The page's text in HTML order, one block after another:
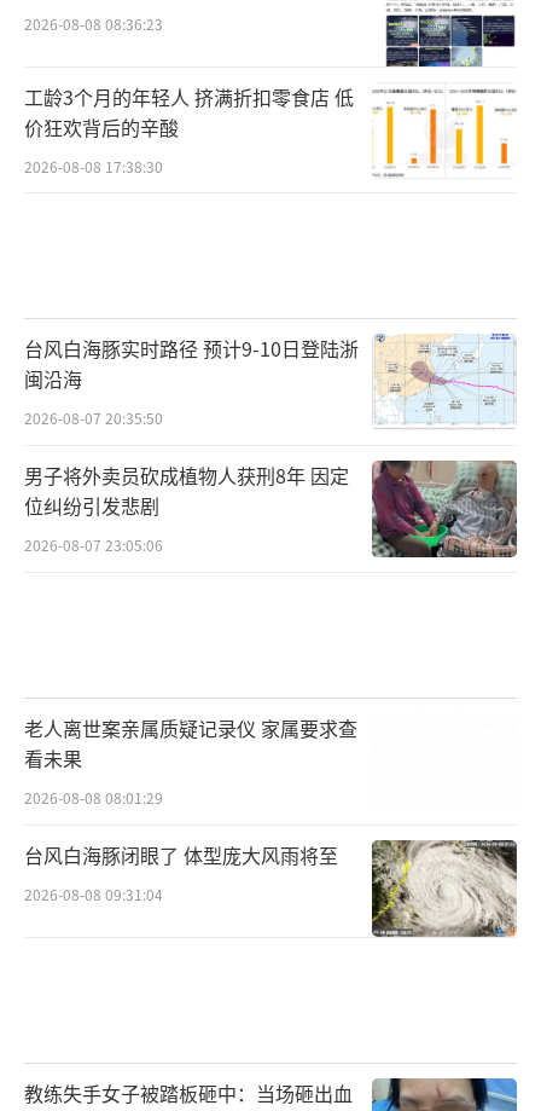
2026-08-08 08:36:23
工龄3个月的年轻人 挤满折扣零食店 低
价狂欢背后的辛酸
2026-08-08 17:38:30
台风白海豚实时路径 预计9-10日登陆浙
闽沿海
2026-08-07 20:35:50
男子将外卖员砍成植物人获刑8年 因定
位纠纷引发悲剧
2026-08-07 23:05:06
老人离世案亲属质疑记录仪 家属要求查
看未果
2026-08-08 08:01:29
台风白海豚闭眼了 体型庞大风雨将至
2026-08-08 09:31:04
教练失手女子被踏板砸中：当场砸出血